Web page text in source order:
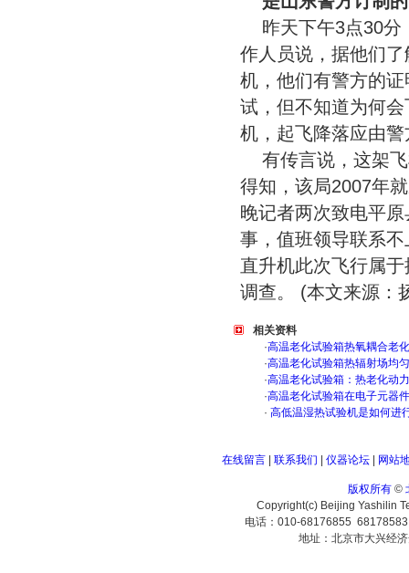
昨天下午3点30
作人员说，据他们
机，他们有警方的
试，但不知道为何
机，起飞降落应由
有传言说，这架
得知，该局2007年
晚记者两次致电平
事，值班领导联系
直升机此次飞行属
调查。 (本文来源：
相关资料
·高温老化试验箱热氧耦合老
·高温老化试验箱热辐射场均
·高温老化试验箱：热老化动
·高温老化试验箱在电子元器
· 高低温湿热试验机是如何进
在线留言| 联系我们 仪器论坛| 网站
版权所有©
Copyright(c) Beijing Yashilin
电话：010-68176855
地址：北京市大兴经